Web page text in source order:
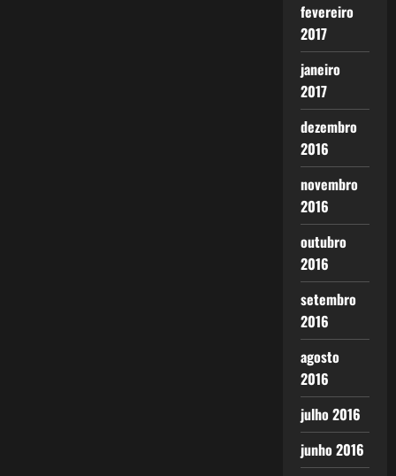
fevereiro
2017
janeiro
2017
dezembro
2016
novembro
2016
outubro
2016
setembro
2016
agosto
2016
julho 2016
junho 2016